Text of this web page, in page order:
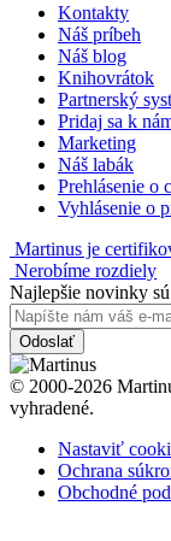
Kontakty
Náš príbeh
Náš blog
Knihovrátok
Partnerský
Pridaj sa k
Marketing
Náš labák
Prehlásenie o
Vyhlásenie o
Martinus je
Nerobíme rozdiely
Najlepšie novinky
Odoslať
© 2000-2026
vyhradené.
Nastaviť
Ochrana
Obchodné